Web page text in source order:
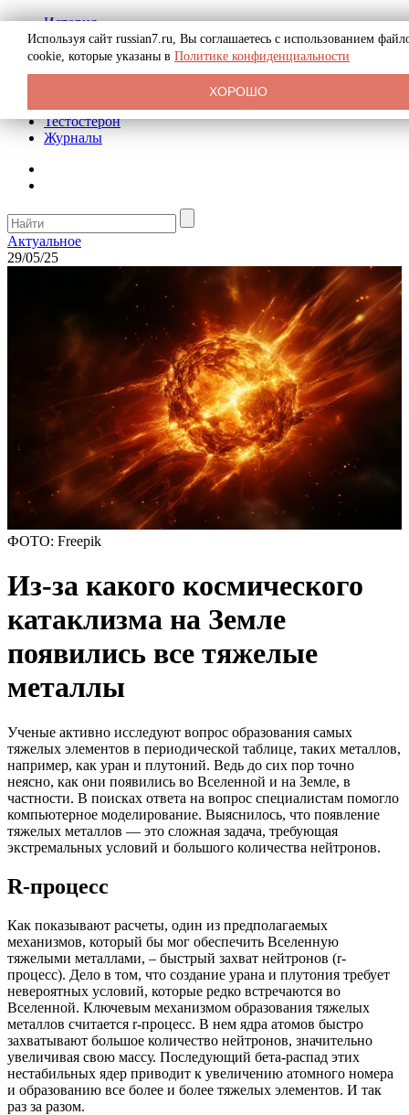
История
Биография
Криминал
Реклама на сайте
Тестостерон
Журналы
Актуальное
29/05/25
ФОТО: Freepik
Из-за какого космического
катаклизма на Земле
появились все тяжелые
металлы
Ученые активно исследуют вопрос образования самых
тяжелых элементов в периодической таблице, таких металлов,
например, как уран и плутоний. Ведь до сих пор точно
неясно, как они появились во Вселенной и на Земле, в
частности. В поисках ответа на вопрос специалистам помогло
компьютерное моделирование. Выяснилось, что появление
тяжелых металлов — это сложная задача, требующая
экстремальных условий и большого количества нейтронов.
R-процесс
Как показывают расчеты, один из предполагаемых
механизмов, который бы мог обеспечить Вселенную
тяжелыми металлами, – быстрый захват нейтронов (r-
процесс). Дело в том, что создание урана и плутония требует
невероятных условий, которые редко встречаются во
Вселенной. Ключевым механизмом образования тяжелых
металлов считается r-процесс. В нем ядра атомов быстро
захватывают большое количество нейтронов, значительно
увеличивая свою массу. Последующий бета-распад этих
нестабильных ядер приводит к увеличению атомного номера
и образованию все более и более тяжелых элементов. И так
раз за разом.
Используя сайт russian7.ru, Вы соглашаетесь с использованием
cookie, которые указаны в Политике конфиденциальности
ХОРОШО